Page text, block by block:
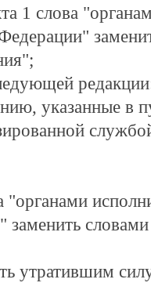
1 слова
указанные в
"органами
заменить
утратившим